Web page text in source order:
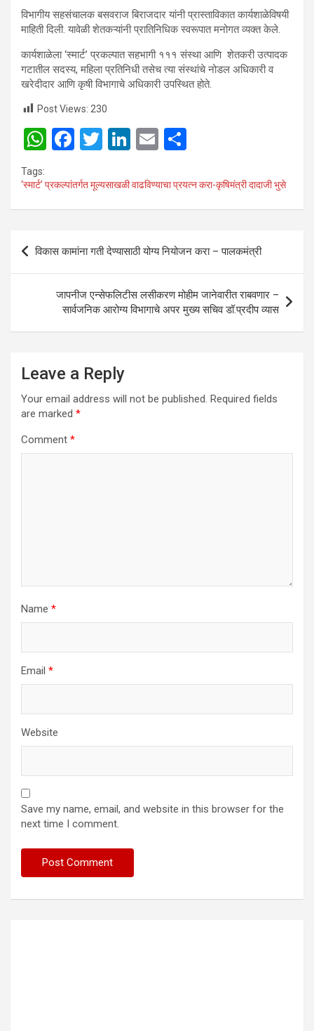
विभागीय सहसंचालक बसवराज बिराजदार यांनी प्रास्ताविकात कार्यशाळेविषयी
माहिती दिली. यावेळी शेतकऱ्यांनी प्रातिनिधिक स्वरूपात मनोगत व्यक्त केले.
कार्यशाळेला ‘स्मार्ट’ प्रकल्पात सहभागी १११ संस्था आणि शेतकरी उत्पादक
गटातील सदस्य, महिला प्रतिनिधी तसेच त्या संस्थांचे नोडल अधिकारी व
खरेदीदार आणि कृषी विभागाचे अधिकारी उपस्थित होते.
Post Views: 230
W
at
s
p
p
F
ce
b
o
k
T
tt
er
Li
ke
dI
E
ail ar
e
Tags:
‘स्मार्ट’ प्रकल्पांतर्गत मूल्यसाखळी वाढविण्याचा प्रयत्न करा-कृषिमंत्री दादाजी भुसे
Post
navigation
विकास कामांना गती देण्यासाठी योग्य नियोजन करा – पालकमंत्री
जापनीज एन्सेफलिटीस लसीकरण मोहीम जानेवारीत राबवणार –
सार्वजनिक आरोग्य विभागाचे अपर मुख्य सचिव डॉ.प्रदीप व्यास
Leave a Reply
Your email address will not be published. Required fields
are marked *
Comment *
Name *
Email *
Website
Save my name, email, and website in this browser for the
next time I comment.